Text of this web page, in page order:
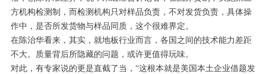
方机构检测制，而检测机构只对样品负责，不对发货负责，具体操
作中，是否所发货物与样品同质，这个很难界定。
在陈治华看来，其实，就地板行业而言，各国之间的技术能力差距
不大。质量背后所隐藏的问题，或许更值得玩味。
对此，有专家说的更是直截了当，“这根本就是美国本土企业借题发